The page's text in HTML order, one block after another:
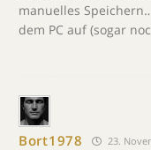
manuelles
dem PC auf (sogar
Bort1978 23.